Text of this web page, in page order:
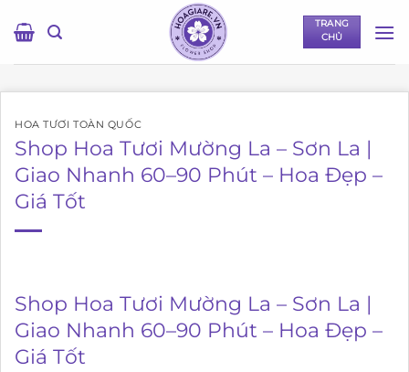
qua
TRANG
CHỦ
HOA TƯƠI TOÀN QUỐC
Shop Hoa Tươi Mường La – Sơn La |
Giao Nhanh 60–90 Phút – Hoa Đẹp –
Giá Tốt
Shop Hoa Tươi Mường La – Sơn La |
Giao Nhanh 60–90 Phút – Hoa Đẹp –
Giá Tốt